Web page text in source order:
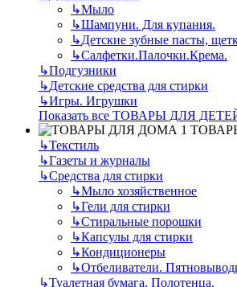
↳Мыло
↳Шампуни. Для купания.
↳Детские зубные пасты,
↳Салфетки.Палочки.Крема.
↳Подгузники
↳Детские средства для стирки
↳Игры. Игрушки
Показать все ТОВАРЫ ДЛЯ
↳Текстиль
↳Газеты и журналы
↳Средства для стирки
↳Мыло хозяйственное
↳Гели для стирки
↳Стиральные порошки
↳Капсулы для стирки
↳Кондиционеры
↳Отбеливатели.
↳Туалетная бумага. Полотенца.